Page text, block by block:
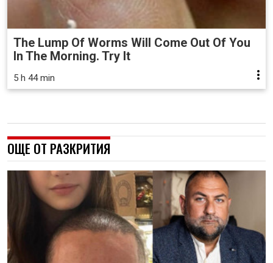
The Lump Of Worms Will Come Out Of You
In The Morning. Try It
5 h 44 min
ОЩЕ ОТ РАЗКРИТИЯ